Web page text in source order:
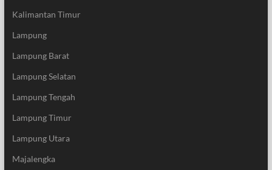
Kalimantan Timur
Lampung
Lampung Barat
Lampung Selatan
Lampung Tengah
Lampung Timur
Lampung Utara
Majalengka